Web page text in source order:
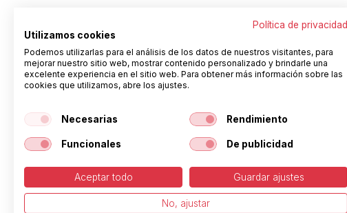
Política de privacidad
Utilizamos cookies
Podemos utilizarlas para el análisis de los datos de nuestros visitantes, para
mejorar nuestro sitio web, mostrar contenido personalizado y brindarle una
excelente experiencia en el sitio web. Para obtener más información sobre las
cookies que utilizamos, abre los ajustes.
Necesarias Rendimiento
Funcionales De publicidad
Aceptar todo Guardar ajustes
No, ajustar